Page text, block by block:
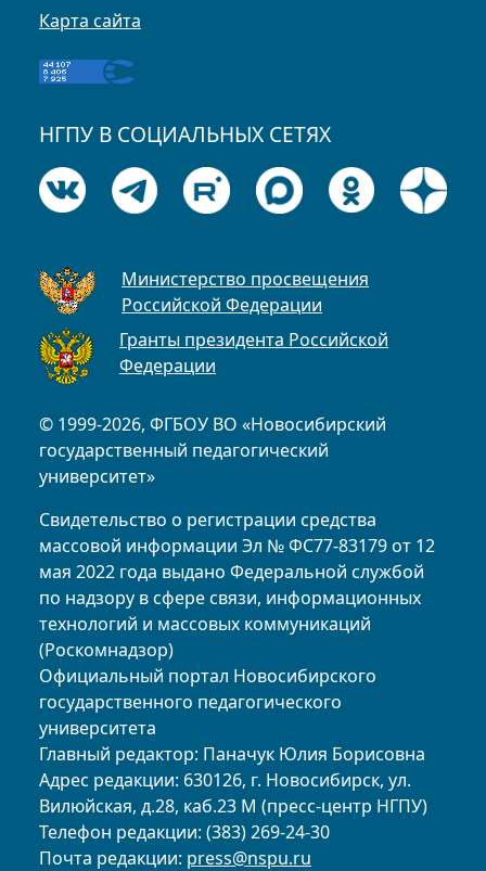
© 1999-2026, ФГБОУ ВО «Новосибирский
государственный педагогический
университет»
Свидетельство о регистрации средства
массовой информации Эл № ФС77-83179 от 12
мая 2022 года выдано Федеральной службой
по надзору в сфере связи, информационных
технологий и массовых коммуникаций
(Роскомнадзор)
Официальный портал Новосибирского
государственного педагогического
университета
Главный редактор: Паначук Юлия Борисовна
Адрес редакции: 630126, г. Новосибирск, ул.
Вилюйская, д.28, каб.23 М (пресс-центр НГПУ)
Телефон редакции: (383) 269-24-30
Почта редакции: press@nspu.ru
Карта сайта
НГПУ В СОЦИАЛЬНЫХ СЕТЯХ
Министерство просвещения
Российской Федерации
Гранты президента Российской
Федерации